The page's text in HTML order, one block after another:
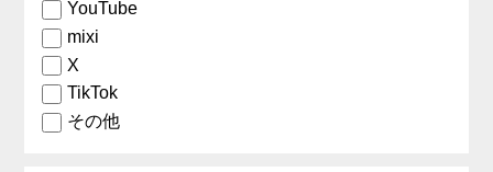
YouTube
mixi
X
TikTok
その他